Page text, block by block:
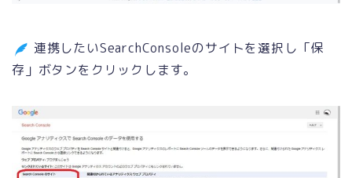
連携したいSearchConsoleのサイトを選択し「保
存」ボタンをクリックします。